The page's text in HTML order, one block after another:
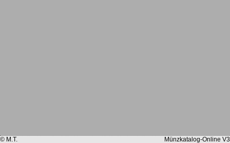
© M.T. Münzkatalog-Online V3